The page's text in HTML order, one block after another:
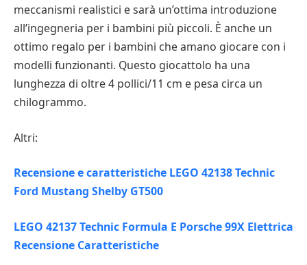
meccanismi realistici e sarà un’ottima introduzione
all’ingegneria per i bambini più piccoli. È anche un
ottimo regalo per i bambini che amano giocare con i
modelli funzionanti. Questo giocattolo ha una
lunghezza di oltre 4 pollici/11 cm e pesa circa un
chilogrammo.
Altri:
Recensione e caratteristiche LEGO 42138 Technic
Ford Mustang Shelby GT500
LEGO 42137 Technic Formula E Porsche 99X Elettrica
Recensione Caratteristiche